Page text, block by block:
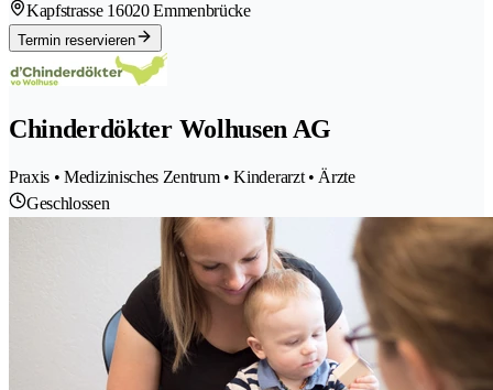
Kapfstrasse 16020 Emmenbrücke
Termin reservieren
Chinderdökter Wolhusen AG
Praxis • Medizinisches Zentrum • Kinderarzt • Ärzte
Geschlossen